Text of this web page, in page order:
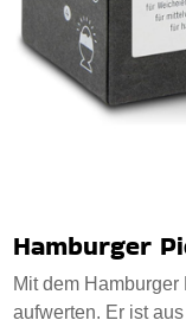
Hamburger
Mit dem
aufwerten. Er ist